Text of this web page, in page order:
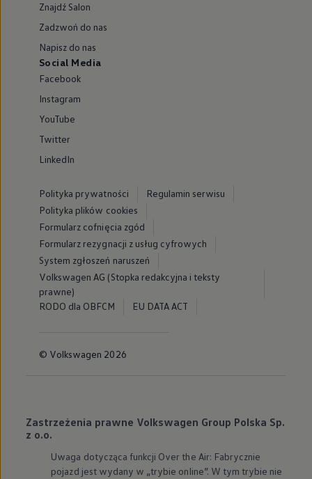
Znajdź Salon
Zadzwoń do nas
Napisz do nas
Social Media
Facebook
Instagram
YouTube
Twitter
LinkedIn
Polityka prywatności
Regulamin serwisu
Polityka plików cookies
Formularz cofnięcia zgód
Formularz rezygnacji z usług cyfrowych
System zgłoszeń naruszeń
Volkswagen AG (Stopka redakcyjna i teksty
prawne)
RODO dla OBFCM
EU DATA ACT
© Volkswagen 2026
Zastrzeżenia prawne Volkswagen Group Polska Sp.
z o.o.
Uwaga dotycząca funkcji Over the Air: Fabrycznie
pojazd jest wydany w „trybie online”. W tym trybie nie